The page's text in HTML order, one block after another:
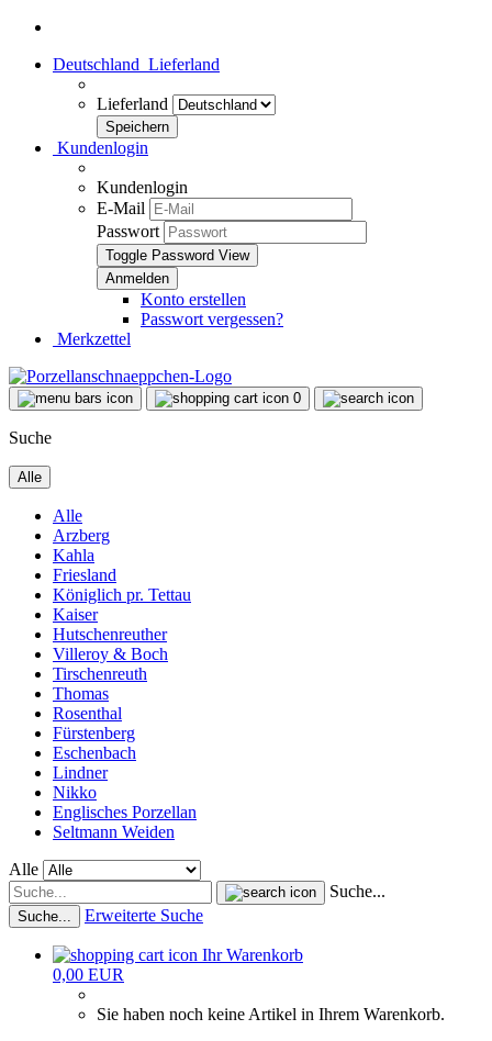
Deutschland Lieferland
Lieferland
Kundenlogin
Kundenlogin
E-Mail
Passwort
Toggle Password View
Konto erstellen
Passwort vergessen?
Merkzettel
0
Suche
Alle
Alle
Arzberg
Kahla
Friesland
Königlich pr. Tettau
Kaiser
Hutschenreuther
Villeroy & Boch
Tirschenreuth
Thomas
Rosenthal
Fürstenberg
Eschenbach
Lindner
Nikko
Englisches Porzellan
Seltmann Weiden
Alle
Suche...
Suche... Erweiterte Suche
Ihr Warenkorb
0,00 EUR
Sie haben noch keine Artikel in Ihrem Warenkorb.